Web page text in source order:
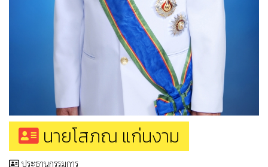
นายโสภณ แก่นงาม
ประธานกรรมการ